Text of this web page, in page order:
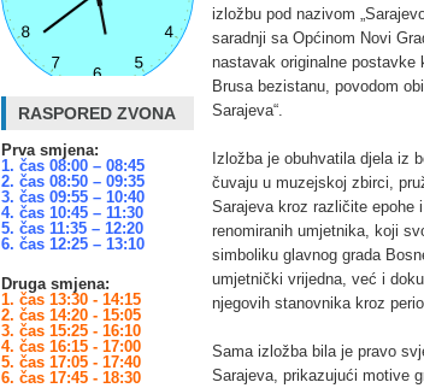
izložbu pod nazivom
saradnji sa Općinom Novi
nastavak originalne postavke
Brusa bezistanu, povodom
Sarajeva“.
Izložba je obuhvatila djela iz
čuvaju u muzejskoj zbirci,
Sarajeva kroz različite epohe
renomiranih umjetnika, koji
simboliku glavnog grada
umjetnički vrijedna, već i
njegovih stanovnika kroz
Sama izložba bila je pravo
Sarajeva, prikazujući motive
RASPORED ZVONA
Prva smjena:
1. čas 08:00 – 08:45
2. čas 08:50 – 09:35
3. čas 09:55 – 10:40
4. čas 10:45 – 11:30
5. čas 11:35 – 12:20
6. čas 12:25 – 13:10
Druga smjena:
1. čas 13:30 - 14:15
2. čas 14:20 - 15:05
3. čas 15:25 - 16:10
4. čas 16:15 - 17:00
5. čas 17:05 - 17:40
6. čas 17:45 - 18:30